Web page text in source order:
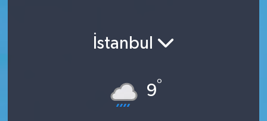
İstanbul
9°